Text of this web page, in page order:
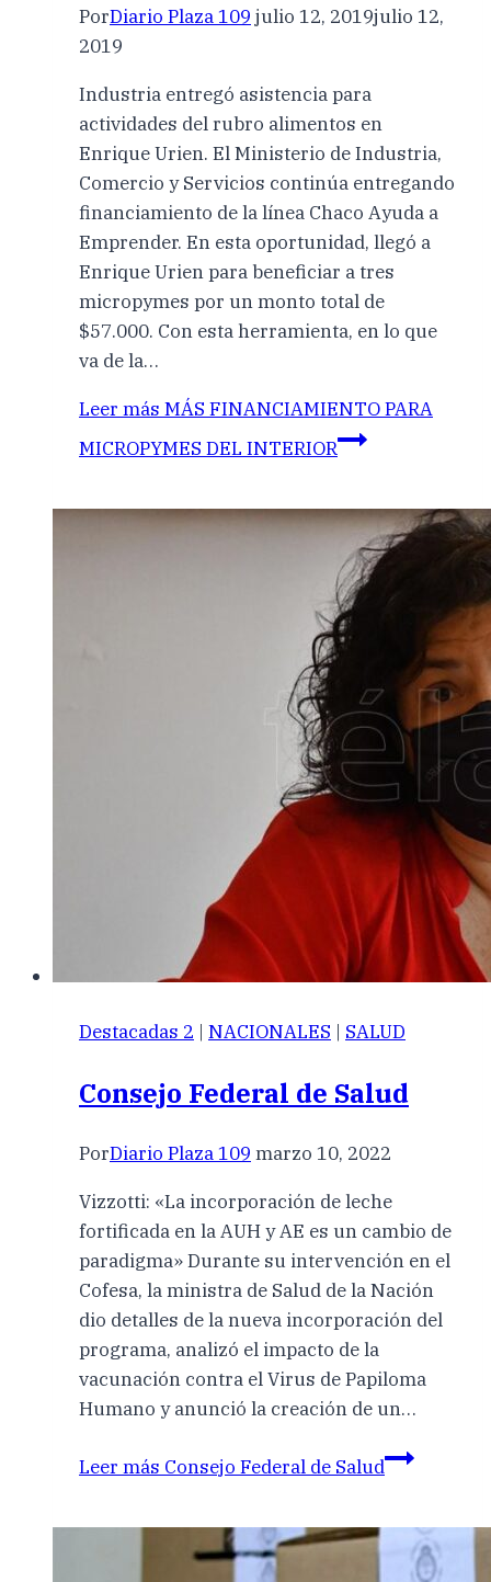
PorDiario Plaza 109 julio 12, 2019julio 12,
2019
Industria entregó asistencia para
actividades del rubro alimentos en
Enrique Urien. El Ministerio de Industria,
Comercio y Servicios continúa entregando
financiamiento de la línea Chaco Ayuda a
Emprender. En esta oportunidad, llegó a
Enrique Urien para beneficiar a tres
micropymes por un monto total de
$57.000. Con esta herramienta, en lo que
va de la…
Leer más MÁS FINANCIAMIENTO PARA
MICROPYMES DEL INTERIOR
Destacadas 2 | NACIONALES | SALUD
Consejo Federal de Salud
PorDiario Plaza 109 marzo 10, 2022
Vizzotti: «La incorporación de leche
fortificada en la AUH y AE es un cambio de
paradigma» Durante su intervención en el
Cofesa, la ministra de Salud de la Nación
dio detalles de la nueva incorporación del
programa, analizó el impacto de la
vacunación contra el Virus de Papiloma
Humano y anunció la creación de un…
Leer más Consejo Federal de Salud